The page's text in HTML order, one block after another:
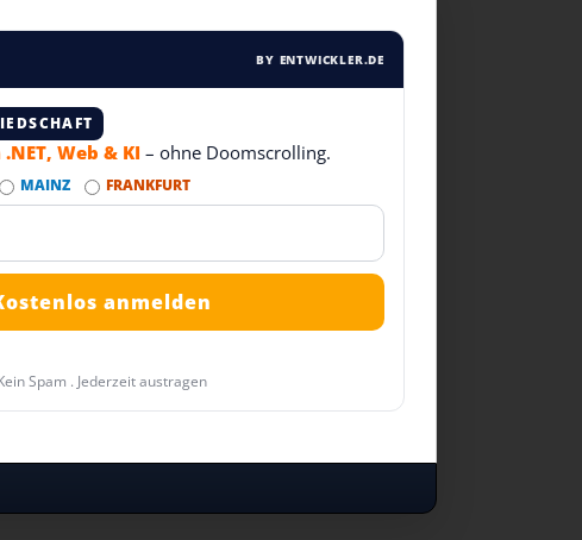
BY ENTWICKLER.DE
Web & KI – ohne Doomscrolling.
MAINZ FRANKFURT
Spam . Jederzeit austragen